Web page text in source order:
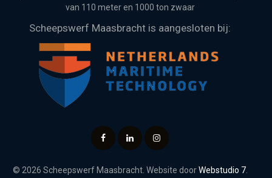
van 110 meter en 1000 ton zwaar
Scheepswerf Maasbracht is aangesloten bij:
© 2026 Scheepswerf Maasbracht. Website doorWebstudio 7.